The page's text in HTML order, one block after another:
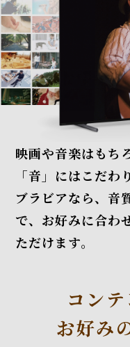
映画や音楽はもち
「音」にはこだわ
ブラビアなら、音
で、 お好みに合わ
ただけます。
コン
お好み